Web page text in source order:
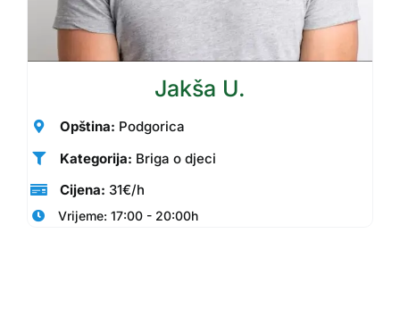
Jakša U.
Opština: Podgorica
Kategorija: Briga o djeci
Cijena: 31€/h
Vrijeme: 17:00 - 20:00h